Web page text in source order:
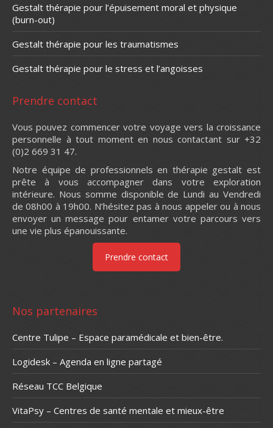
Gestalt thérapie pour l’épuisement moral et physique
(burn-out)
Gestalt thérapie pour les traumatismes
Gestalt thérapie pour le stress et l’angoisses
Prendre contact
Vous pouvez commencer votre voyage vers la croissance
personnelle à tout moment en nous contactant sur +32
(0)2 669 31 47.
Notre équipe de professionnels en thérapie gestalt est
prête à vous accompagner dans votre exploration
intérieure. Nous somme disponible de Lundi au Vendredi
de 08h00 à 19h00. N’hésitez pas à nous appeler ou à nous
envoyer un message pour entamer votre parcours vers
une vie plus épanouissante.
Prendre contact
Nos partenaires
Centre Tulipe – Espace paramédicale et bien-être.
Logidesk – Agenda en ligne partagé
Réseau TCC Belgique
VitaPsy – Centres de santé mentale et mieux-être